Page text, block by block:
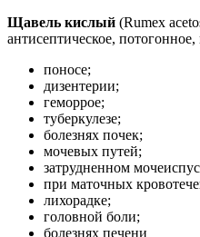
Щавель кислый (Rumex
антисептическое,
поносе;
дизентерии;
геморрое;
туберкулезе;
болезнях почек;
мочевых путей;
затрудненном
при маточных
лихорадке;
головной боли;
болезнях печени